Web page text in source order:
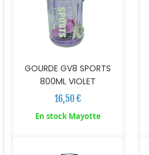
GOURDE GV8 SPORTS
800ML VIOLET
16,50 €
En stock Mayotte